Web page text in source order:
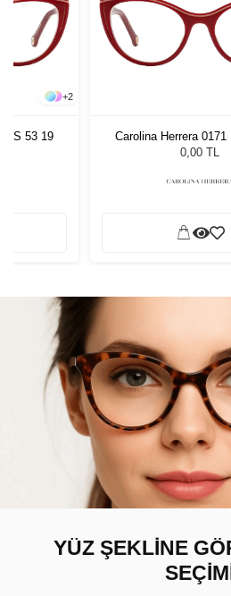
+2
53 19
Carolina Herrera 0171
0,00 TL
YÜZ ŞEKLİNE